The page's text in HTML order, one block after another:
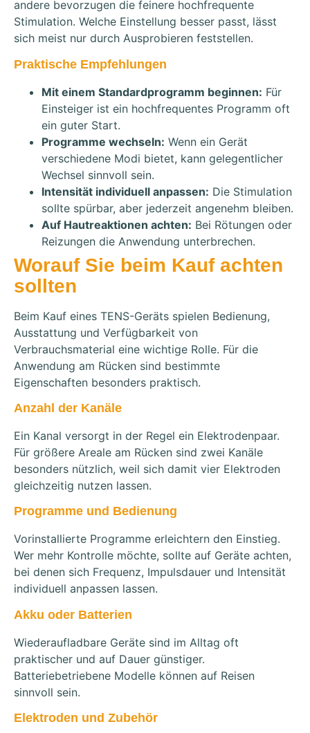
andere bevorzugen die feinere hochfrequente
Stimulation. Welche Einstellung besser passt, lässt
sich meist nur durch Ausprobieren feststellen.
Praktische Empfehlungen
Mit einem Standardprogramm beginnen: Für
Einsteiger ist ein hochfrequentes Programm oft
ein guter Start.
Programme wechseln: Wenn ein Gerät
verschiedene Modi bietet, kann gelegentlicher
Wechsel sinnvoll sein.
Intensität individuell anpassen: Die Stimulation
sollte spürbar, aber jederzeit angenehm bleiben.
Auf Hautreaktionen achten: Bei Rötungen oder
Reizungen die Anwendung unterbrechen.
Worauf Sie beim Kauf achten
sollten
Beim Kauf eines TENS-Geräts spielen Bedienung,
Ausstattung und Verfügbarkeit von
Verbrauchsmaterial eine wichtige Rolle. Für die
Anwendung am Rücken sind bestimmte
Eigenschaften besonders praktisch.
Anzahl der Kanäle
Ein Kanal versorgt in der Regel ein Elektrodenpaar.
Für größere Areale am Rücken sind zwei Kanäle
besonders nützlich, weil sich damit vier Elektroden
gleichzeitig nutzen lassen.
Programme und Bedienung
Vorinstallierte Programme erleichtern den Einstieg.
Wer mehr Kontrolle möchte, sollte auf Geräte achten,
bei denen sich Frequenz, Impulsdauer und Intensität
individuell anpassen lassen.
Akku oder Batterien
Wiederaufladbare Geräte sind im Alltag oft
praktischer und auf Dauer günstiger.
Batteriebetriebene Modelle können auf Reisen
sinnvoll sein.
Elektroden und Zubehör